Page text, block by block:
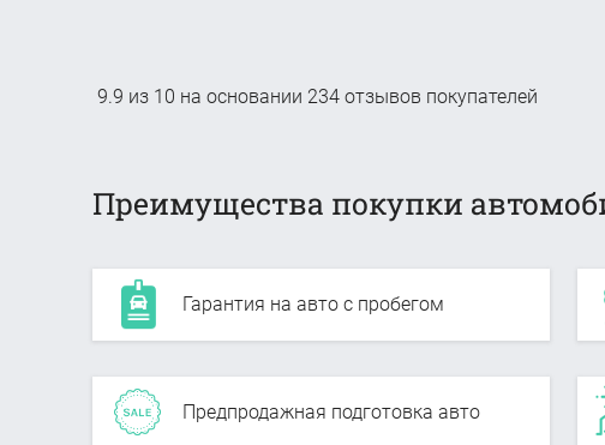
9.9 из 10 на основании 234отзывов покупателей
Преимущества покупки
Гарантия на авто с пробегом
Предпродажная подготовка авто